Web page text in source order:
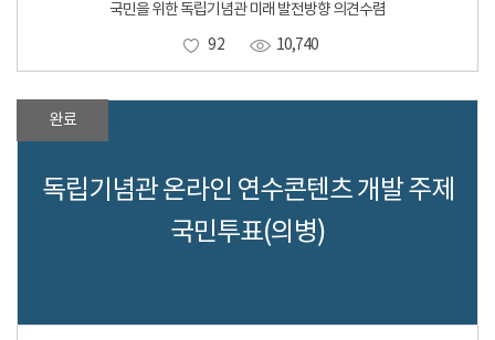
국민을 위한 독립기념관 미래 발전방향 의견수렴
92
10,740
완료
독립기념관 온라인 연수콘텐츠 개발 주제
국민투표(의병)